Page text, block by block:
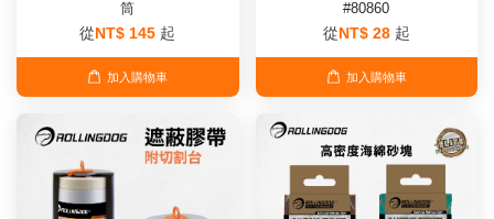
筒
從NT$ 145 起
加入購物車
#80860
從NT$ 28 起
加入購物車